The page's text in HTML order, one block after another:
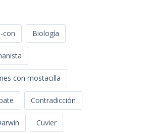
con Biología
con mostacilla
Contradicción
Cuvier